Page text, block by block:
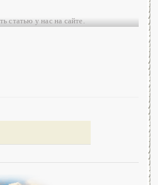
статью у нас на сайте.